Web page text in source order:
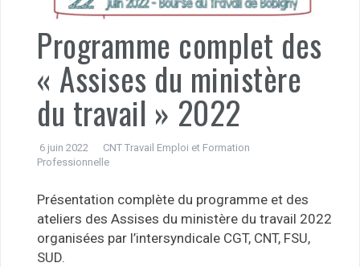
Programme complet des
« Assises du ministère
du travail » 2022
6 juin 2022
CNT Travail Emploi et Formation
Professionnelle
Présentation complète du programme et des
ateliers des Assises du ministère du travail 2022
organisées par l’intersyndicale CGT, CNT, FSU,
SUD.